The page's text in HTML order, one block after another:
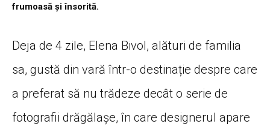
frumoasă și însorită.
Deja de 4 zile, Elena Bivol, alături de familia
sa, gustă din vară într-o destinație despre care
a preferat să nu trădeze decât o serie de
fotografii drăgălașe, în care designerul apare